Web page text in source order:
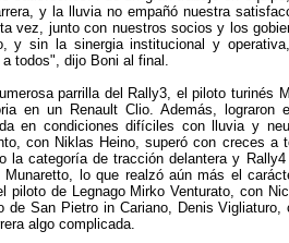
y la lluvia no empañó nuestra
vez, junto con nuestros socios y los
y sin la sinergia institucional y
todos", dijo Boni al final.
parrilla del Rally3, el piloto turinés
en un Renault Clio. Además,
en condiciones difíciles con lluvia y
con Niklas Heino, superó con creces
la categoría de tracción delantera y
Munaretto, lo que realzó aún más el
piloto de Legnago Mirko Venturato, con
de San Pietro in Cariano, Denis
algo complicada.